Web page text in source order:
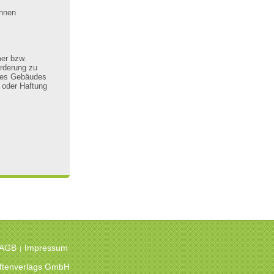
bzw.
zu
Gebäudes
Haftung
| Impressum
GmbH